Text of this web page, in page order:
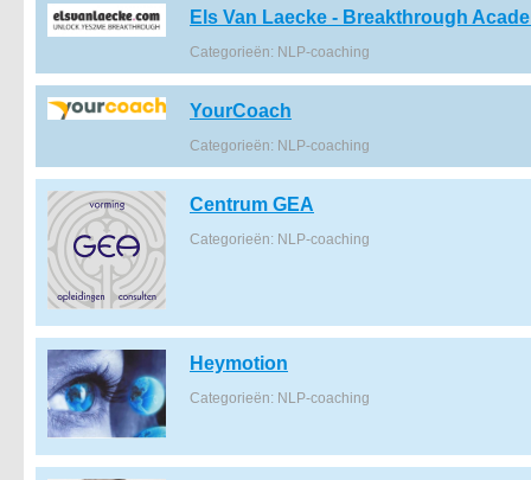
Els Van Laecke - Breakthrough
Categorieën: NLP-coaching
YourCoach
Categorieën: NLP-coaching
Centrum GEA
Categorieën: NLP-coaching
Heymotion
Categorieën: NLP-coaching